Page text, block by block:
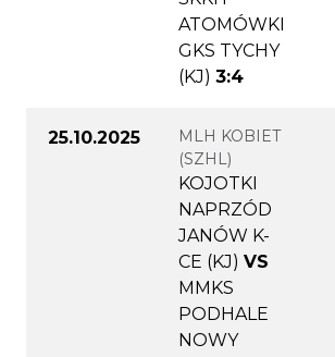
ATOMÓWKI
GKS TYCHY
(KJ) 3:4
25.10.2025
MLH KOBIET
(SZHL)
KOJOTKI
NAPRZÓD
JANÓW K-
CE (KJ) VS
MMKS
PODHALE
NOWY